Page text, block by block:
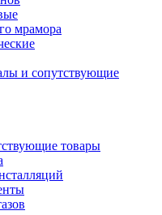
мрамора
и сопутствующие
товары